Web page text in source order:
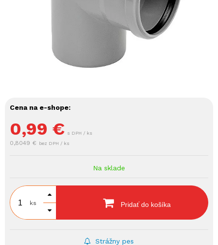
Cena na e-shope:
0,99 € s DPH / ks
0,8049 € bez DPH / ks
Na sklade
ks Pridať do košíka
Strážny pes